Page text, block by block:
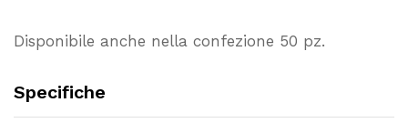
Disponibile anche nella confezione 50 pz.
Specifiche